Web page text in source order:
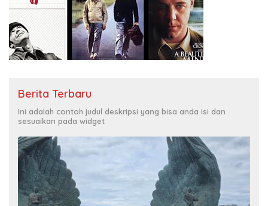
Berita Terbaru
Ini adalah contoh judul deskripsi yang bisa anda isi dan
sesuaikan pada widget